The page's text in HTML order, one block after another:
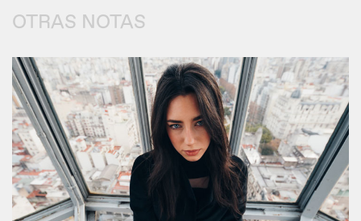
OTRAS NOTAS